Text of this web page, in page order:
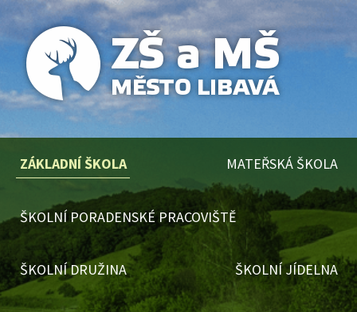
ZÁKLADNÍ ŠKOLA MATEŘSKÁ ŠKOLA
ŠKOLNÍ PORADENSKÉ PRACOVIŠTĚ
ŠKOLNÍ DRUŽINA ŠKOLNÍ JÍDELNA